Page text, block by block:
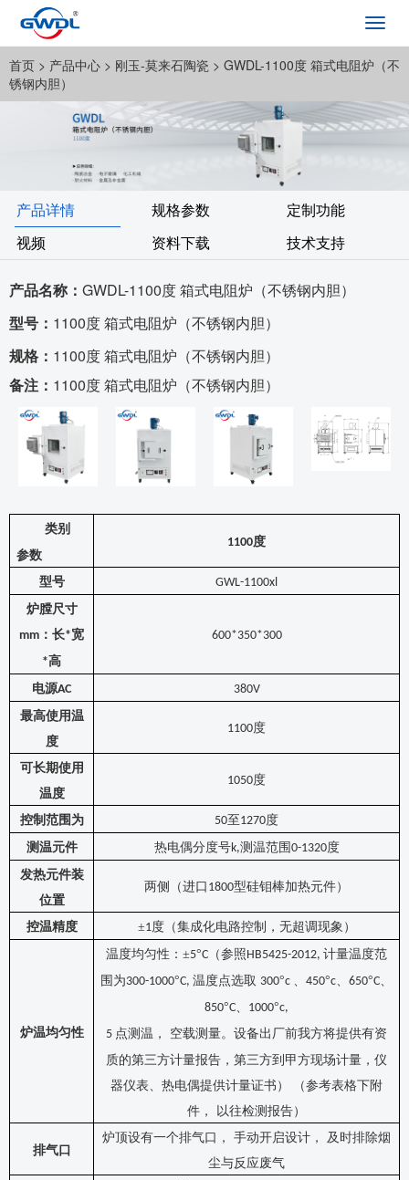
首页 > 产品中心 > 刚玉-莫来石陶瓷 > GWDL-1100度 箱式电阻炉（不
锈钢内胆）
产品详情 规格参数
定制功能
视频
资料下载 技术支持
产品名称： GWDL-1100度 箱式电阻炉（不锈钢内胆）
型号： 1100度 箱式电阻炉（不锈钢内胆）
规格： 1100度 箱式电阻炉（不锈钢内胆）
备注： 1100度 箱式电阻炉（不锈钢内胆）
类别
参数
1100度
型号 GWL-1100xl
炉膛尺寸
mm ：长*宽
*高
600*350*300
电源AC
380V
最高使用温
度
1100度
可长期使用
温度
1050度
控制范围为 50至 1270度
测温元件
热电偶分度号k,测温范围 0-1320度
发热元件装
位置
两侧（进口 1800型硅钼棒加热元件）
控温精度 ±1度（集成化电路控制，无超调现象）
炉温均匀性
温度均匀性： ±5°C （参照HB5425-2012, 计量温度范
围为300-1000°C, 温度点选取 300°c 、 450°c、 650°C、
850°C、 1000°c,
5 点测温， 空载测量。设备出厂前我方将提供有资
质的第三方计量报告，第三方到甲方现场计量，仪
器仪表、热电偶提供计量证书） （参考表格下附
件， 以往检测报告）
排气口
炉顶设有一个排气口， 手动开启设计，
及时排除烟
尘与反应废气